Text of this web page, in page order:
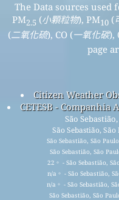
The Data sources
PM2.5 (小顆粒物), PM10 (
(二氧化硫), CO (一氧化碳),
page
Citizen Weather
CETESB - Companhia
São
São Sebastião,
São Sebastião, São
São Sebastião, São
22。 - São Sebastião,
n/a。 - São Sebastião,
n/a。 - São Sebastião,
São Sebastião, São